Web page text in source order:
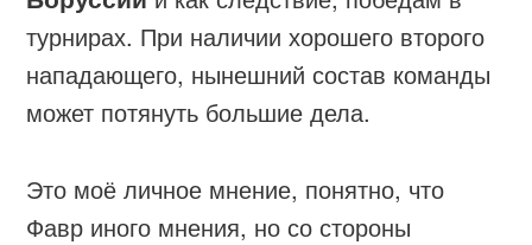
турнирах. При наличии хорошего второго
нападающего, нынешний состав команды
может потянуть большие дела.
Это моё личное мнение, понятно, что
Фавр иного мнения, но со стороны